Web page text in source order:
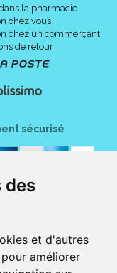
des
et d'autres
améliorer
la pharmacie
chez vous
chez un commerçant
de retour
sécurisé
française certifiée ISO
la pharmacie du centre